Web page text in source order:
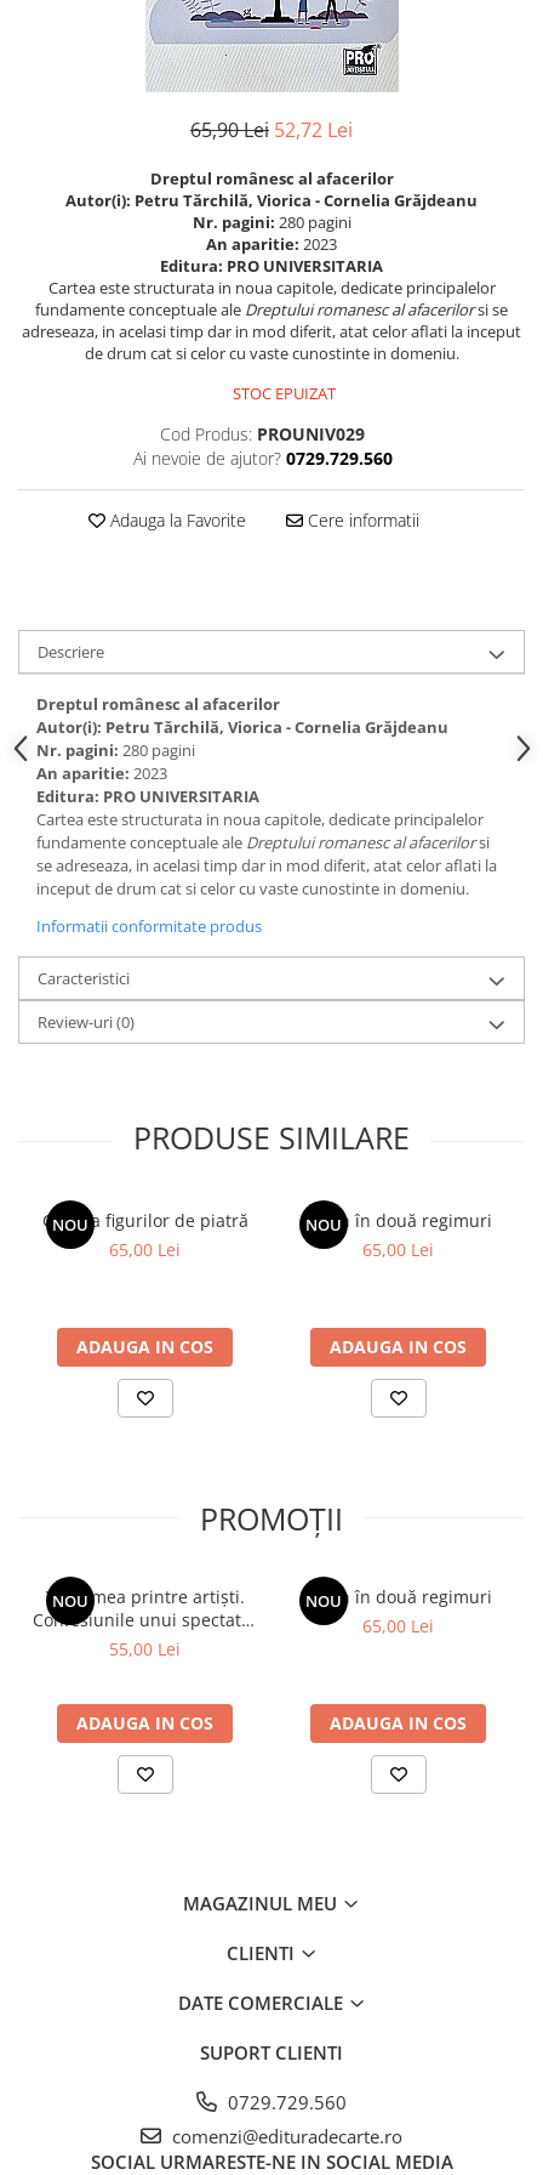
Istorie/Critica
Manuale scolare/Cursuri
Medicină
Sociologie
Stiinte/Educatie
Noutăți
Cărți
Reviste
Reviste
Capital
Evenimentul Istoric
Evenimentul istoric - editii
electronice
65,90 Lei 52,72 Lei
Dreptul românesc al afacerilor
Autor(i): Petru Tărchilă, Viorica - Cornelia Grăjdeanu
Nr. pagini: 280 pagini
An aparitie: 2023
Editura: PRO UNIVERSITARIA
Cartea este structurata in noua capitole, dedicate principalelor
fundamente conceptuale ale Dreptului romanesc al afacerilorsi se
adreseaza, in acelasi timp dar in mod diferit, atat celor aflati la inceput
de drum cat si celor cu vaste cunostinte in domeniu.
STOC EPUIZAT
Cod Produs: PROUNIV029
Ai nevoie de ajutor? 0729.729.560
Adauga la Favorite Cere informatii
Descriere
Dreptul românesc al afacerilor
Autor(i): Petru Tărchilă, Viorica - Cornelia Grăjdeanu
Nr. pagini: 280 pagini
An aparitie: 2023
Editura: PRO UNIVERSITARIA
Cartea este structurata in noua capitole, dedicate principalelor
fundamente conceptuale ale Dreptului romanesc al afacerilorsi
se adreseaza, in acelasi timp dar in mod diferit, atat celor aflati la
inceput de drum cat si celor cu vaste cunostinte in domeniu.
Informatii conformitate produs
Caracteristici
Review-uri(0)
PRODUSE SIMILARE
NOU
Galeria figurilor de piatră
65,00 Lei
ADAUGA IN COS
NOU
Spion în două regimuri
65,00 Lei
ADAUGA IN COS
PROMOȚII
NOU
Viața mea printre artiști.
Confesiunile unui spectator
fidel
55,00 Lei
ADAUGA IN COS
NOU
Spion în două regimuri
65,00 Lei
ADAUGA IN COS
MAGAZINUL MEU
CLIENTI
DATE COMERCIALE
SUPORT CLIENTI
0729.729.560
comenzi@edituradecarte.ro
SOCIAL URMARESTE-NE IN SOCIAL MEDIA